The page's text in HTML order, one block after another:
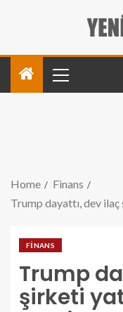
Home
Finans
Trump dayattı, dev ilaç
FINANS
Trump
şirketi